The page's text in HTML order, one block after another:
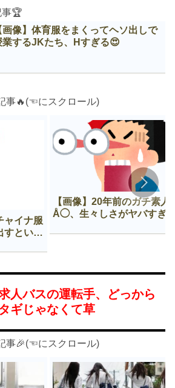
事🏆
画像】体育服をまくってヘソ出しで
業するJKたち、Нすぎる😍
事🔥(☜にスクロール)
ャイナ服
すという
【画像】20年前のガチ素人
Å◯、生々しさがヤバすぎ
人バスの運転手、どっから
ギじゃなくて草
事🎉(☜にスクロール)